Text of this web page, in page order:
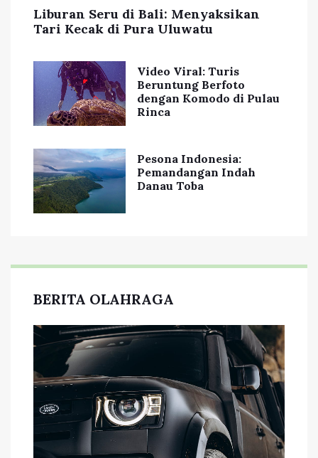
Liburan Seru di Bali: Menyaksikan
Tari Kecak di Pura Uluwatu
Video Viral: Turis
Beruntung Berfoto
dengan Komodo di Pulau
Rinca
Pesona Indonesia:
Pemandangan Indah
Danau Toba
BERITA OLAHRAGA